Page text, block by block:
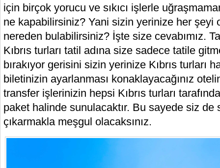
için birçok yorucu ve sıkıcı işlerle
ne kapabilirsiniz? Yani sizin yerinize her şeyi
nereden bulabilirsiniz? İşte size cevabımız.
Kıbrıs turları tatil adına size sadece tatile
bırakıyor gerisini sizin yerinize Kıbrıs turları
biletinizin ayarlanması konaklayacağınız
transfer işlerinizin hepsi Kıbrıs turları
paket halinde sunulacaktır. Bu sayede siz de
çıkarmakla meşgul olacaksınız.